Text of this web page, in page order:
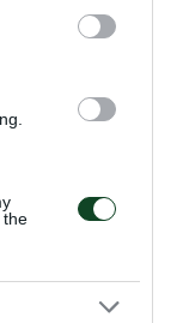
the
του
έναν αγώνα που